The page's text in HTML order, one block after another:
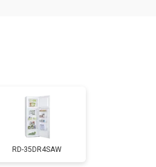
Заказать
Заказать
RD-35DR4SAW